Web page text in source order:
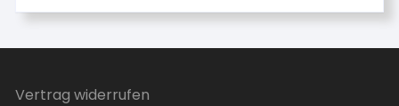
Vertrag widerrufen